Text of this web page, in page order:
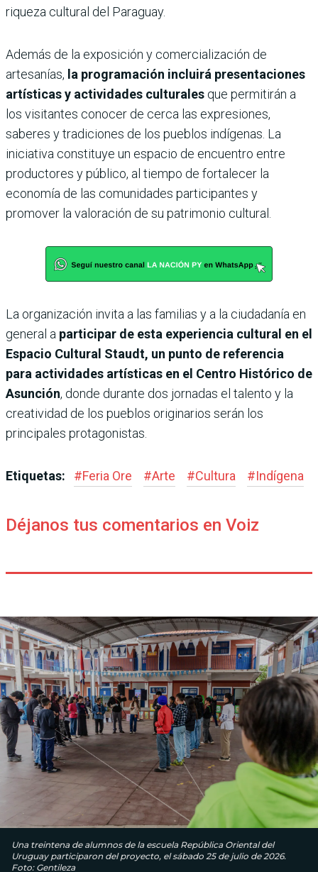
riqueza cultural del Paraguay.
Además de la exposición y comercialización de
artesanías, la programación incluirá presentaciones
artísticas y actividades culturales que permitirán a
los visitantes conocer de cerca las expresiones,
saberes y tradiciones de los pueblos indígenas. La
iniciativa constituye un espacio de encuentro entre
productores y público, al tiempo de fortalecer la
economía de las comunidades participantes y
promover la valoración de su patrimonio cultural.
La organización invita a las familias y a la ciudadanía en
general a participar de esta experiencia cultural en el
Espacio Cultural Staudt, un punto de referencia
para actividades artísticas en el Centro Histórico de
Asunción, donde durante dos jornadas el talento y la
creatividad de los pueblos originarios serán los
principales protagonistas.
Etiquetas: #Feria Ore #Arte #Cultura #Indígena
Déjanos tus comentarios en Voiz
Una treintena de alumnos de la escuela República Oriental del
Uruguay participaron del proyecto, el sábado 25 de julio de 2026.
Foto: Gentileza